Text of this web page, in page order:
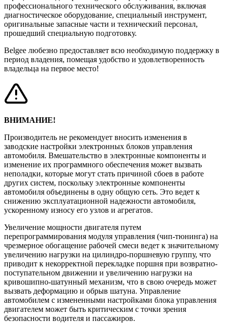
профессионального технического обслуживания, включая
диагностическое оборудование, специальный инструмент,
оригинальные запасные части и технический персонал,
прошедший специальную подготовку.
Belgee любезно предоставляет всю необходимую поддержку в
период владения, помещая удобство и удовлетворенность
владельца на первое место!
ВНИМАНИЕ!
Производитель не рекомендует вносить изменения в
заводские настройки электронных блоков управления
автомобиля. Вмешательство в электронные компоненты и
изменение их программного обеспечения может вызвать
неполадки, которые могут стать причиной сбоев в работе
других систем, поскольку электронные компоненты
автомобиля объединены в одну общую сеть. Это ведет к
снижению эксплуатационной надежности автомобиля,
ускоренному износу его узлов и агрегатов.
Увеличение мощности двигателя путем
перепрограммирования модуля управления (чип-тюнинга) на
чрезмерное обогащение рабочей смеси ведет к значительному
увеличению нагрузки на цилиндро-поршневую группу, что
приводит к некорректной перекладке поршня при возвратно-
поступательном движении и увеличению нагрузки на
кривошипно-шатунный механизм, что в свою очередь может
вызвать деформацию и обрыв шатуна. Управление
автомобилем с измененными настройками блока управления
двигателем может быть критическим с точки зрения
безопасности водителя и пассажиров.